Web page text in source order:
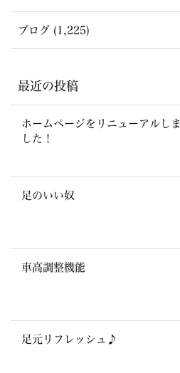
ブログ (1,225)
最近の投稿
ホームページをリニューアルしま
した！
足のいい奴
車高調整機能
足元リフレッシュ♪